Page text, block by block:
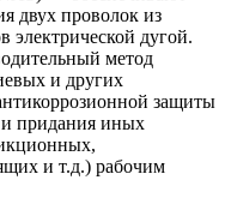
двух проволок из
электрической дугой.
метод
и других
защиты
придания иных
и т.д.) рабочим